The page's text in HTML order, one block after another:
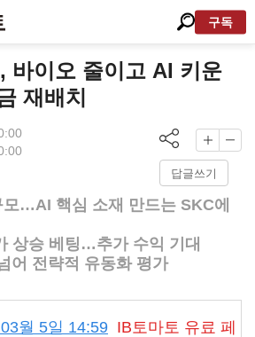
구독
바이오 줄이고 AI 키운
재배치
답글쓰기
…AI 핵심 소재 만드는 SKC에
상승 베팅…추가 수익 기대
어 전략적 유동화 평가
월 5일 14:59 IB토마토 유료 페